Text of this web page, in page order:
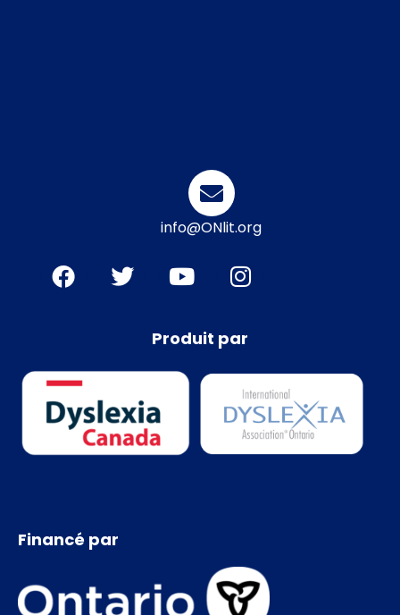
info@ONlit.org
Produit par
Financé par